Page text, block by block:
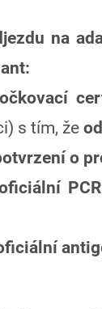
na
s tím, že
o